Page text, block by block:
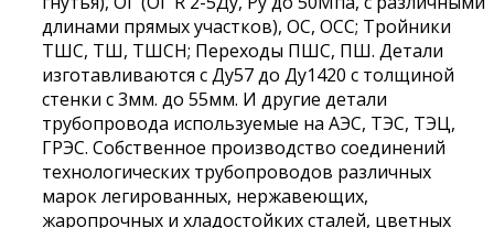
длинами прямых участков), ОС, ОСС; Тройники
ТШС, ТШ, ТШСН; Переходы ПШС, ПШ. Детали
изготавливаются с Ду57 до Ду1420 с толщиной
стенки с 3мм. до 55мм. И другие детали
трубопровода используемые на АЭС, ТЭС, ТЭЦ,
ГРЭС. Собственное производство соединений
технологических трубопроводов различных
марок легированных, нержавеющих,
жаропрочных и хладостойких сталей, цветных